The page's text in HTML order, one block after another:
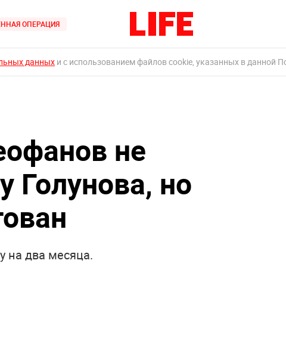
ОПЕРАЦИЯ
данных и с использованием файлов cookie, указанных в данной
не
Голунова, но
на два месяца.